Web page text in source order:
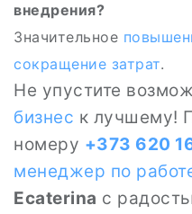
внедрения?
Значительное
сокращение затрат.
Не упустите
бизнес к лучшему!
номеру +373 620
менеджер по
Ecaterina с